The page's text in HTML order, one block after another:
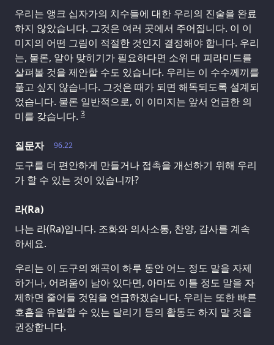
우리는 앵크 십자가의 치수들에 대한 우리의 진술을 완료
하지 않았습니다. 그것은 여러 곳에서 주어집니다. 이 이
미지의 어떤 그림이 적절한 것인지 결정해야 합니다. 우리
는, 물론, 알아 맞히기가 필요하다면 소위 대 피라미드를
살펴볼 것을 제안할 수도 있습니다. 우리는 이 수수께끼를
풀고 싶지 않습니다. 그것은 때가 되면 해독되도록 설계되
었습니다. 물론 일반적으로, 이 이미지는 앞서 언급한 의
미를 갖습니다. 3
96.22
질문자
도구를 더 편안하게 만들거나 접촉을 개선하기 위해 우리
가 할 수 있는 것이 있습니까?
라(Ra)
나는 라(Ra)입니다. 조화와 의사소통, 찬양, 감사를 계속
하세요.
우리는 이 도구의 왜곡이 하루 동안 어느 정도 말을 자제
하거나, 어려움이 남아 있다면, 아마도 이틀 정도 말을 자
제하면 줄어들 것임을 언급하겠습니다. 우리는 또한 빠른
호흡을 유발할 수 있는 달리기 등의 활동도 하지 말 것을
권장합니다.